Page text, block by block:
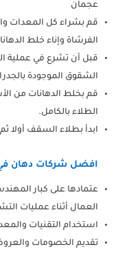
عجمان
قم بشراء كل المعدات
الفرشاة وإناء خلط
قبل أن تشرع في عملية
الشقوق الموجودة
قم بخلط الدهانات من
الطلاء بالكامل.
ابدأ بطلاء السقف أولا
افضل شركات دهان
عتمادها على كبار
العمال أثناء عمليات
استخدام التقنيات
تقديم الخصومات